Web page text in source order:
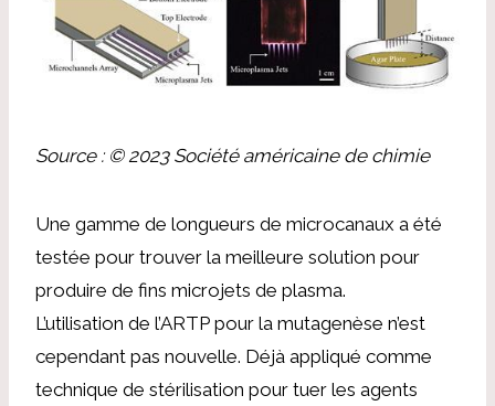
Source : © 2023 Société américaine de chimie
Une gamme de longueurs de microcanaux a été
testée pour trouver la meilleure solution pour
produire de fins microjets de plasma.
L’utilisation de l’ARTP pour la mutagenèse n’est
cependant pas nouvelle. Déjà appliqué comme
technique de stérilisation pour tuer les agents